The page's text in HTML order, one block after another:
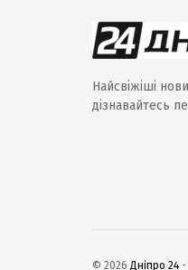
Найсвіжіші
дізнавайтесь
© 2026 Дніпро 24 -